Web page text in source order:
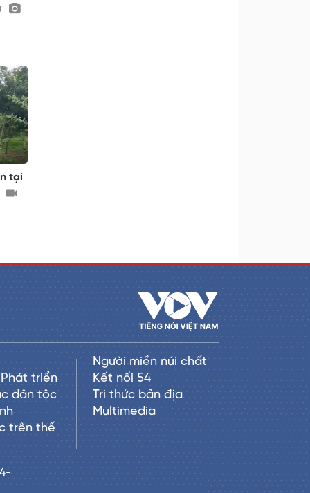
tại
triển
dân tộc
trên thế
Người miền núi chất
Kết nối 54
Tri thức bản địa
Multimedia